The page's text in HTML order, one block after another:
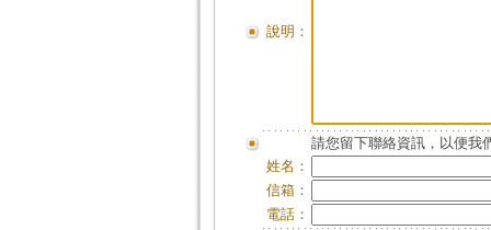
說明：
請您留下聯絡資訊，以便我
姓名：
信箱：
電話：